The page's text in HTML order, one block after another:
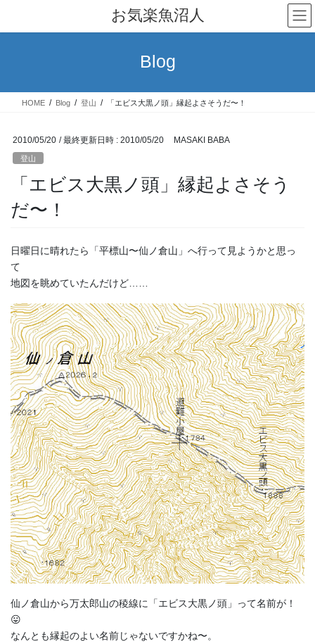
テ
ス
ゲ
ン
お気楽魚沼人
Blog
HOME Blog 登山 「エビス大黒ノ頭」縁起よさそうだ〜！
2010/05/20 / 最終更新日時 : 2010/05/20 MASAKI BABA
登山
「エビス大黒ノ頭」縁起よさそう
だ〜！
日曜日に晴れたら「平標山〜仙ノ倉山」へ行って見ようかと思っ
て
地図を眺めていたんだけど……
仙ノ倉山から万太郎山の稜線に「エビス大黒ノ頭」って名前が！
😛
なんとも縁起のよい名前じゃないですかね〜。